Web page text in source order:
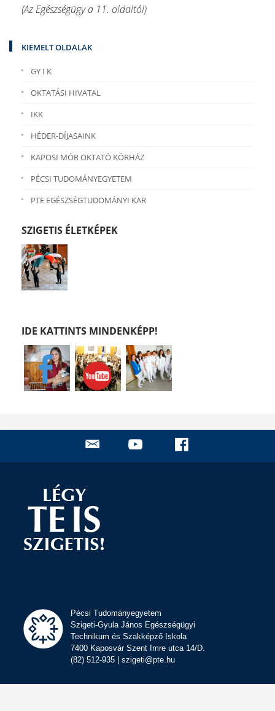
(Az Egészségügy a 11. oldaltól)
KIEMELT OLDALAK
GY I K
OKTATÁSI HIVATAL
IKK
HÉDER-DÍJASAINK
KAPOSI MÓR OKTATÓ KÓRHÁZ
PÉCSI TUDOMÁNYEGYETEM
PTE EGÉSZSÉGTUDOMÁNYI KAR
SZIGETIS ÉLETKÉPEK
IDE KATTINTS MINDENKÉPP!
Pécsi Tudományegyetem
Szigeti-Gyula János Egészségügyi
Technikum és Szakképző Iskola
7400 Kaposvár Szent Imre utca 14/D.
(82) 512-935 | szigeti@pte.hu